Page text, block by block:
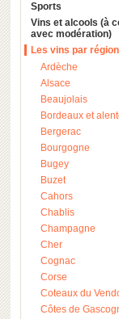
Sports
Vins et alcools (à
avec modération)
Les vins par région
Ardèche
Alsace
Beaujolais
Bordeaux et
Bergerac
Bourgogne
Bugey
Buzet
Cahors
Chablis
Champagne
Cher
Cognac
Corse
Coteaux du
Côtes de